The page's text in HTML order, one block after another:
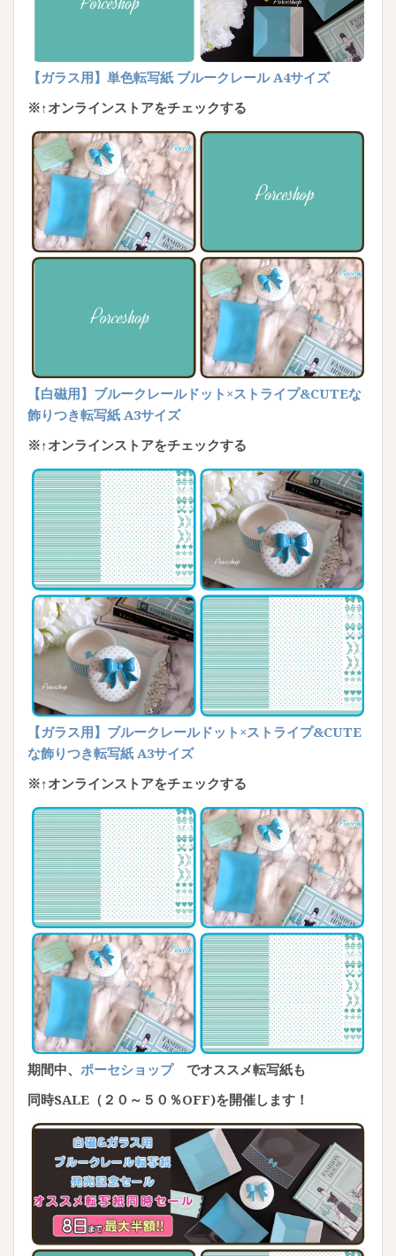
【ガラス用】単色転写紙 ブルークレール A4サイズ
※↑オンラインストアをチェックする
【白磁用】ブルークレールドット×ストライプ&CUTEな
飾りつき転写紙 A3サイズ
※↑オンラインストアをチェックする
【ガラス用】ブルークレールドット×ストライプ&CUTE
な飾りつき転写紙 A3サイズ
※↑オンラインストアをチェックする
期間中、 ポーセショップでオススメ転写紙も
同時SALE（２０～５０％OFF)を開催します！